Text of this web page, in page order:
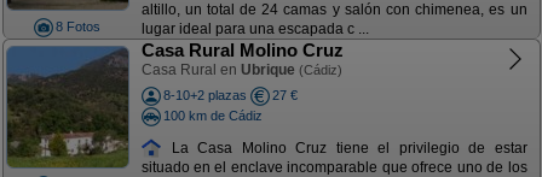
8 Fotos
altillo, un total de 24 camas y salón con chimenea, es un
lugar ideal para una escapada c ...
Casa Rural Molino Cruz
Casa Rural en Ubrique (Cádiz)
8-10+2 plazas
27 €
100 km de Cádiz
La Casa Molino Cruz tiene el privilegio de estar
situado en el enclave incomparable que ofrece uno de los